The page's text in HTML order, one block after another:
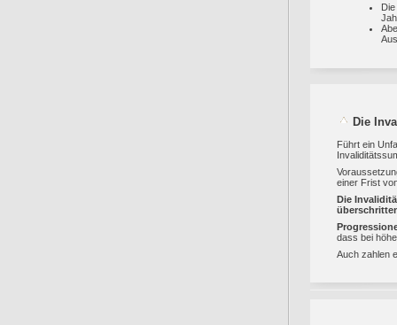
Die
Führt ein
einer Frist
Die
dass bei
Auch zahlen